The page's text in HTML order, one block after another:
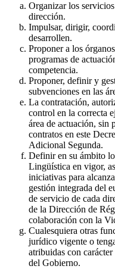
Organizar los
dirección.
Impulsar, dirigir,
desarrollen.
Proponer a los
programas de
competencia.
Proponer, definir y
subvenciones en las
La contratación,
control en la correcta
área de actuación, sin
contratos en este
Adicional Segunda.
Definir en su ámbito
Lingüística en vigor,
iniciativas para
gestión integrada del
de servicio de cada
de la Dirección de
colaboración con la
Cualesquiera otras
jurídico vigente o
atribuidas con
del Gobierno.